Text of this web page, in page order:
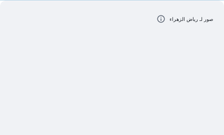
صور لـ رياض الزهراء